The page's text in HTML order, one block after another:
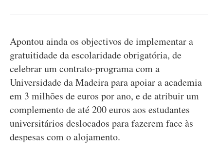
Apontou ainda os objectivos de implementar a
gratuitidade da escolaridade obrigatória, de
celebrar um contrato-programa com a
Universidade da Madeira para apoiar a academia
em 3 milhões de euros por ano, e de atribuir um
complemento de até 200 euros aos estudantes
universitários deslocados para fazerem face às
despesas com o alojamento.